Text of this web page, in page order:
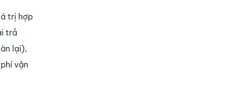
trị hợp
trả
lại),
vận